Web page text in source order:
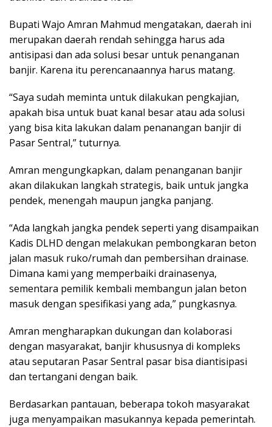
Bupati Wajo Amran Mahmud mengatakan, daerah ini
merupakan daerah rendah sehingga harus ada
antisipasi dan ada solusi besar untuk penanganan
banjir. Karena itu perencanaannya harus matang.
“Saya sudah meminta untuk dilakukan pengkajian,
apakah bisa untuk buat kanal besar atau ada solusi
yang bisa kita lakukan dalam penanangan banjir di
Pasar Sentral,” tuturnya.
Amran mengungkapkan, dalam penanganan banjir
akan dilakukan langkah strategis, baik untuk jangka
pendek, menengah maupun jangka panjang.
“Ada langkah jangka pendek seperti yang disampaikan
Kadis DLHD dengan melakukan pembongkaran beton
jalan masuk ruko/rumah dan pembersihan drainase.
Dimana kami yang memperbaiki drainasenya,
sementara pemilik kembali membangun jalan beton
masuk dengan spesifikasi yang ada,” pungkasnya.
Amran mengharapkan dukungan dan kolaborasi
dengan masyarakat, banjir khususnya di kompleks
atau seputaran Pasar Sentral pasar bisa diantisipasi
dan tertangani dengan baik.
Berdasarkan pantauan, beberapa tokoh masyarakat
juga menyampaikan masukannya kepada pemerintah.